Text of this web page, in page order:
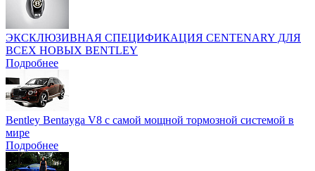
ЭКСКЛЮЗИВНАЯ СПЕЦИФИКАЦИЯ CENTENARY ДЛЯ
ВСЕХ НОВЫХ BENTLEY
Подробнее
Bentley Bentayga V8 с самой мощной тормозной системой в
мире
Подробнее